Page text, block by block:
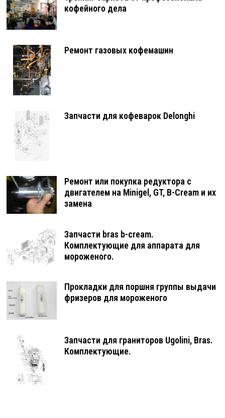
кофейного дела
Ремонт газовых кофемашин
Запчасти для кофеварок Delonghi
Ремонт или покупка редуктора с
двигателем на Minigel, GT, B-Cream и их
замена
Запчасти bras b-cream.
Комплектующие для аппарата для
мороженого.
Прокладки для поршня группы выдачи
фризеров для мороженого
Запчасти для граниторов Ugolini, Bras.
Комплектующие.